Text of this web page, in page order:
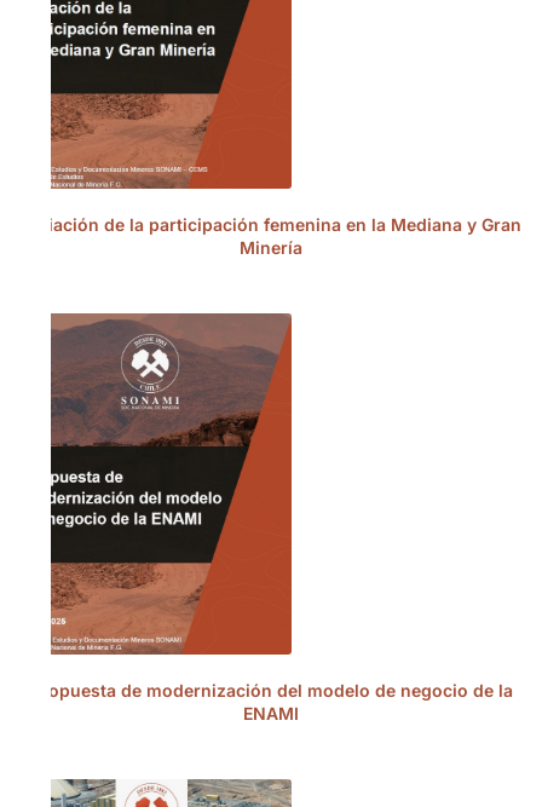
Variación de la participación femenina en la Mediana y Gran
Minería
Propuesta de modernización del modelo de negocio de la
ENAMI